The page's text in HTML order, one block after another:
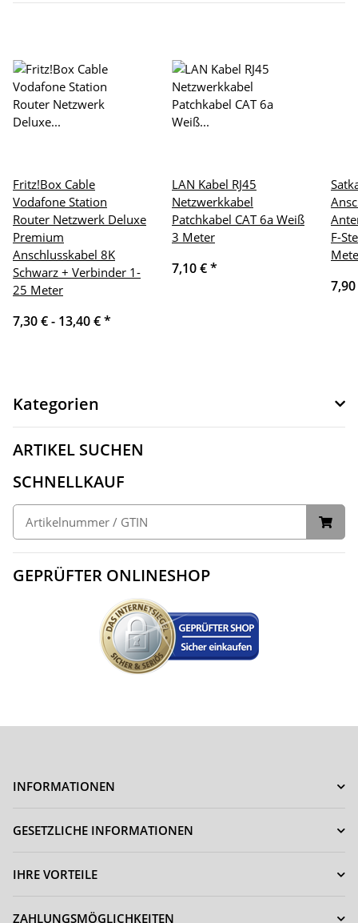
Fritz!Box Cable
Vodafone Station
Router Netzwerk Deluxe
Premium
Anschlusskabel 8K
Schwarz + Verbinder 1-
25 Meter
7,30 € - 13,40 €*
LAN Kabel RJ45
Netzwerkkabel
Patchkabel CAT 6a Weiß
3 Meter
7,10 €*
F-
Kategorien
ARTIKEL SUCHEN
SCHNELLKAUF
GEPRÜFTER ONLINESHOP
INFORMATIONEN
GESETZLICHE INFORMATIONEN
IHRE VORTEILE
ZAHLUNGSMÖGLICHKEITEN